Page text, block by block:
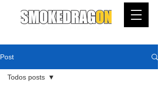
Post
Todos posts